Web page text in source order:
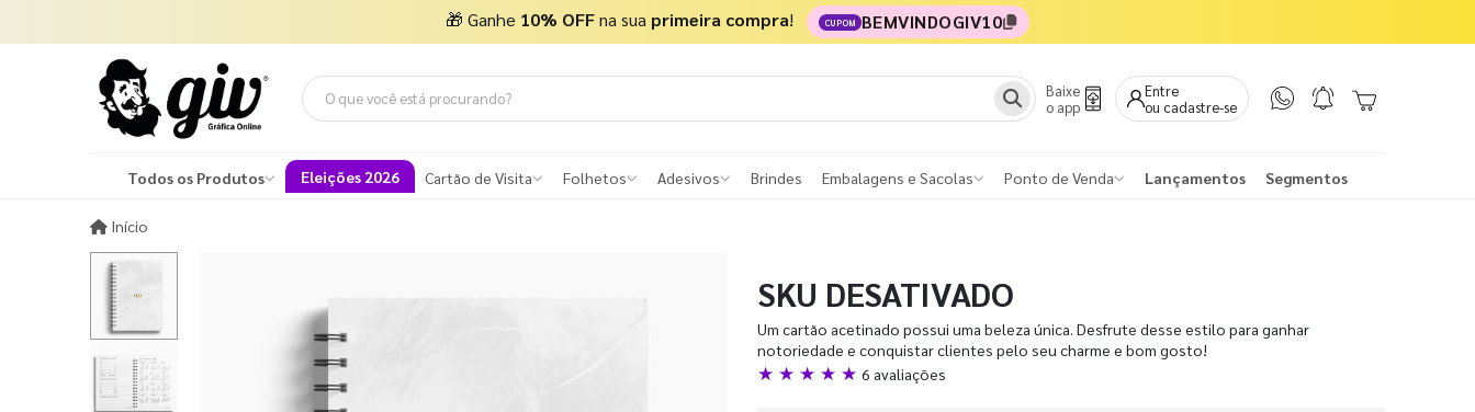
🎁 Ganhe 10% OFFna sua primeira compra! CUPOM BEMVINDOGIV10
Baixe
o app
Entre
ou cadastre-se
Todos os Produtos Eleições 2026 Cartão de Visita Folhetos Adesivos Brindes Embalagens e Sacolas Ponto de Venda Lançamentos Segmentos
Início
SKU DESATIVADO
Um cartão acetinado possui uma beleza única. Desfrute desse estilo para ganhar
notoriedade e conquistar clientes pelo seu charme e bom gosto!
★ ★ ★ ★ ★ 6 avaliações